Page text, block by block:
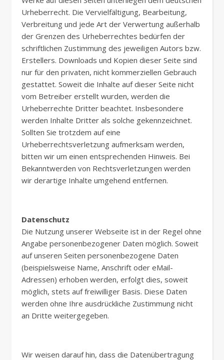
Urheberrecht. Die Vervielfältigung, Bearbeitung,
Verbreitung und jede Art der Verwertung außerhalb
der Grenzen des Urheberrechtes bedürfen der
schriftlichen Zustimmung des jeweiligen Autors bzw.
Erstellers. Downloads und Kopien dieser Seite sind
nur für den privaten, nicht kommerziellen Gebrauch
gestattet. Soweit die Inhalte auf dieser Seite nicht
vom Betreiber erstellt wurden, werden die
Urheberrechte Dritter beachtet. Insbesondere
werden Inhalte Dritter als solche gekennzeichnet.
Sollten Sie trotzdem auf eine
Urheberrechtsverletzung aufmerksam werden,
bitten wir um einen entsprechenden Hinweis. Bei
Bekanntwerden von Rechtsverletzungen werden
wir derartige Inhalte umgehend entfernen.
Datenschutz
Die Nutzung unserer Webseite ist in der Regel ohne
Angabe personenbezogener Daten möglich. Soweit
auf unseren Seiten personenbezogene Daten
(beispielsweise Name, Anschrift oder eMail-
Adressen) erhoben werden, erfolgt dies, soweit
möglich, stets auf freiwilliger Basis. Diese Daten
werden ohne Ihre ausdrückliche Zustimmung nicht
an Dritte weitergegeben.
Wir weisen darauf hin, dass die Datenübertragung